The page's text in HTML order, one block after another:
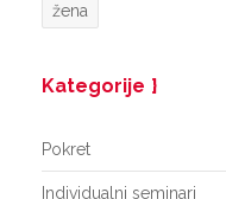
žena
Kategorije
Pokret
Individualni seminari